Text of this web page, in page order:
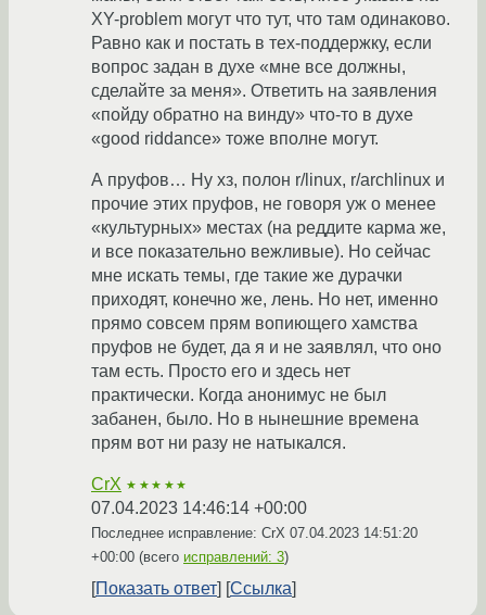
XY-problem могут что тут, что там одинаково.
Равно как и постать в тех-поддержку, если
вопрос задан в духе «мне все должны,
сделайте за меня». Ответить на заявления
«пойду обратно на винду» что-то в духе
«good riddance» тоже вполне могут.
А пруфов… Ну хз, полон r/linux, r/archlinux и
прочие этих пруфов, не говоря уж о менее
«культурных» местах (на реддите карма же,
и все показательно вежливые). Но сейчас
мне искать темы, где такие же дурачки
приходят, конечно же, лень. Но нет, именно
прямо совсем прям вопиющего хамства
пруфов не будет, да я и не заявлял, что оно
там есть. Просто его и здесь нет
практически. Когда анонимус не был
забанен, было. Но в нынешние времена
прям вот ни разу не натыкался.
CrX ★★★★★
07.04.2023 14:46:14 +00:00
Последнее исправление: CrX 07.04.2023 14:51:20
+00:00 (всего исправлений: 3)
Показать ответ Ссылка